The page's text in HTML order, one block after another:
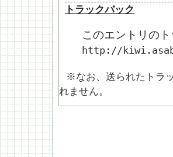
トラックバック
このエントリの
http://
※なお、送られたトラ
れません。